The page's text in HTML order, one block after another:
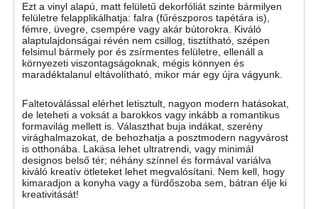
Ezt a vinyl alapú, matt felületű dekorfóliát szinte bármilyen
felületre felapplikálhatja: falra (fűrészporos tapétára is),
fémre, üvegre, csempére vagy akár bútorokra. Kiváló
alaptulajdonságai révén nem csillog, tisztítható, szépen
felsimul bármely por és zsírmentes felületre, ellenáll a
környezeti viszontagságoknak, mégis könnyen és
maradéktalanul eltávolítható, mikor már egy újra vágyunk.
Faltetoválással elérhet letisztult, nagyon modern hatásokat,
de leteheti a voksát a barokkos vagy inkább a romantikus
formavilág mellett is. Választhat buja indákat, szerény
virághalmazokat, de behozhatja a posztmodern nagyvárost
is otthonába. Lakása lehet ultratrendi, vagy minimál
designos belső tér; néhány színnel és formával variálva
kiváló kreatív ötleteket lehet megvalósítani. Nem kell, hogy
kimaradjon a konyha vagy a fürdőszoba sem, bátran élje ki
kreativitását!